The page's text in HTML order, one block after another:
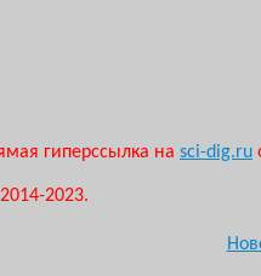
гиперссылка на sci-dig.ru
2023.